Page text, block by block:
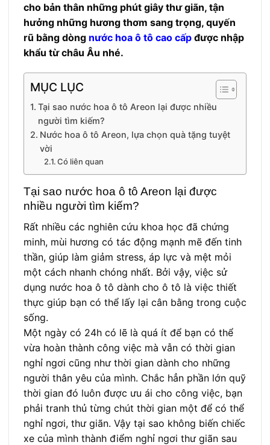
cho bản thân những phút giây thư giãn, tận
hưởng những hương thơm sang trọng, quyến
rũ bằng dòng nước hoa ô tô cao cấp được nhập
khẩu từ châu Âu nhé.
MỤC LỤC
Tại sao nước hoa ô tô Areon lại được nhiều
người tìm kiếm?
Nước hoa ô tô Areon, lựa chọn quà tặng tuyệt
vời
Có liên quan
Tại sao nước hoa ô tô Areon lại được
nhiều người tìm kiếm?
Rất nhiều các nghiên cứu khoa học đã chứng
minh, mùi hương có tác động mạnh mẽ đến tinh
thần, giúp làm giảm stress, áp lực và mệt mỏi
một cách nhanh chóng nhất. Bởi vậy, việc sử
dụng nước hoa ô tô dành cho ô tô là việc thiết
thực giúp bạn có thể lấy lại cân bằng trong cuộc
sống.
Một ngày có 24h có lẽ là quá ít để bạn có thể
vừa hoàn thành công việc mà vẫn có thời gian
nghỉ ngơi cũng như thời gian dành cho những
người thân yêu của mình. Chắc hẳn phần lớn quỹ
thời gian đó luôn được ưu ái cho công việc, bạn
phải tranh thủ từng chút thời gian một để có thể
nghỉ ngơi, thư giãn. Vậy tại sao không biến chiếc
xe của mình thành điểm nghỉ ngơi thư giãn sau